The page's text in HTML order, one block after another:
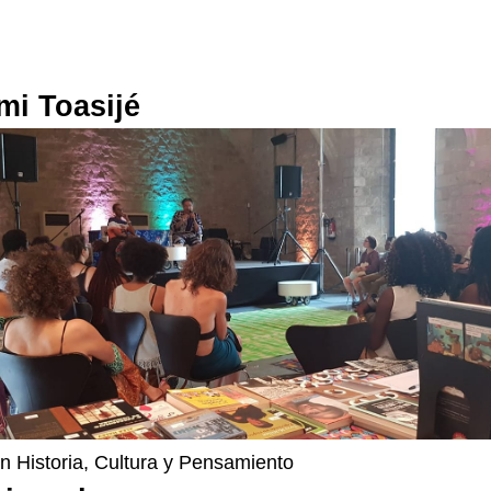
Toasijé
Historia, Cultura y Pensamiento